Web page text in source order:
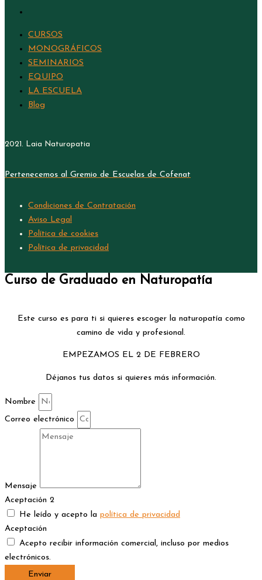
CURSOS
MONOGRÁFICOS
SEMINARIOS
EQUIPO
LA ESCUELA
Blog
2021. Laia Naturopatia
Pertenecemos al Gremio de Escuelas de Cofenat
Condiciones de Contratación
Aviso Legal
Política de cookies
Política de privacidad
Curso de Graduado en Naturopatía
Este curso es para ti si quieres escoger la naturopatía como
camino de vida y profesional.
EMPEZAMOS EL 2 DE FEBRERO
Déjanos tus datos si quieres más información.
Nombre
Correo electrónico
Mensaje
Aceptación 2
He leído y acepto la política de privacidad
Aceptación
Acepto recibir información comercial, incluso por medios
electrónicos.
Enviar